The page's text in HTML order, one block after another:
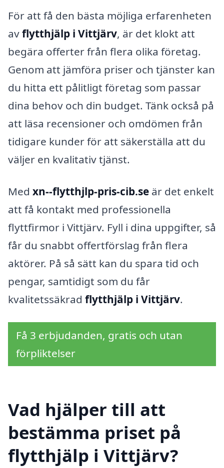
För att få den bästa möjliga erfarenheten
avflytthjälp i Vittjärv, är det klokt att
begära offerter från flera olika företag.
Genom att jämföra priser och tjänster kan
du hitta ett pålitligt företag som passar
dina behov och din budget. Tänk också på
att läsa recensioner och omdömen från
tidigare kunder för att säkerställa att du
väljer en kvalitativ tjänst.
Med xn--flytthjlp-pris-cib.se är det enkelt
att få kontakt med professionella
flyttfirmor i Vittjärv. Fyll i dina uppgifter, så
får du snabbt offertförslag från flera
aktörer. På så sätt kan du spara tid och
pengar, samtidigt som du får
kvalitetssäkrad flytthjälp i Vittjärv.
Få 3 erbjudanden, gratis och utan
förpliktelser
Vad hjälper till att
bestämma priset på
flytthjälp i Vittjärv?